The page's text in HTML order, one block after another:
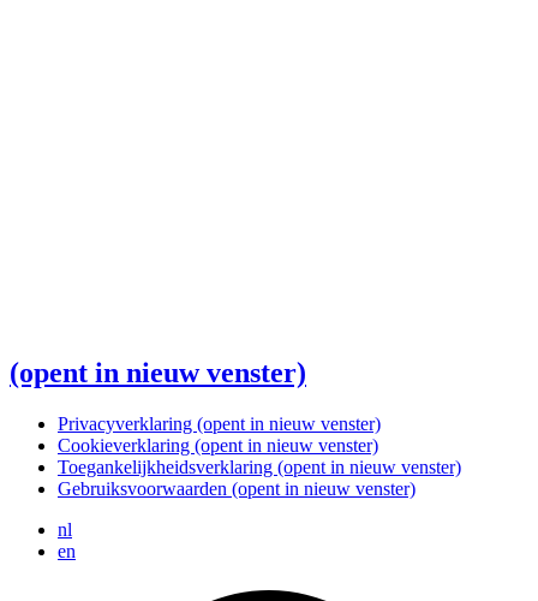
(opent in nieuw venster)
Privacyverklaring (opent in nieuw venster)
Cookieverklaring (opent in nieuw venster)
Toegankelijkheidsverklaring (opent in nieuw venster)
Gebruiksvoorwaarden (opent in nieuw venster)
nl
en